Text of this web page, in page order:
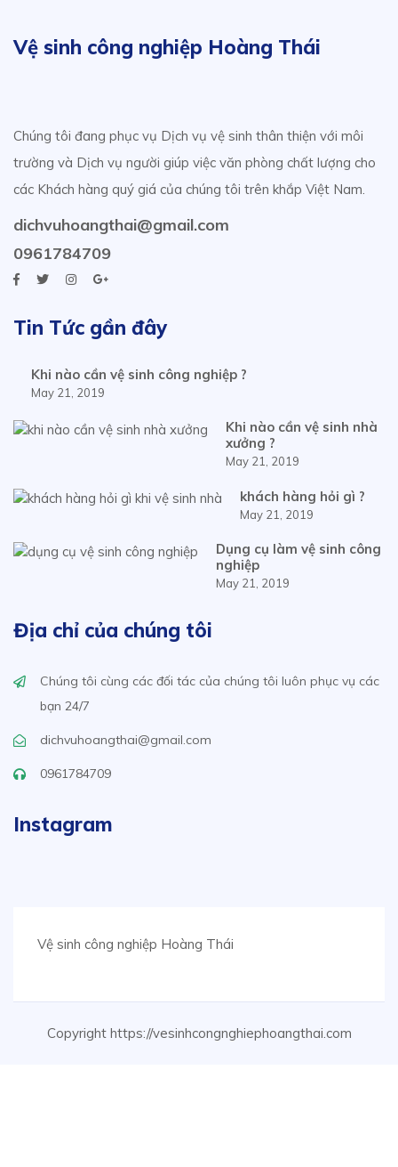
Vệ sinh công nghiệp Hoàng Thái
Chúng tôi đang phục vụ Dịch vụ vệ sinh thân thiện với môi
trường và Dịch vụ người giúp việc văn phòng chất lượng cho
các Khách hàng quý giá của chúng tôi trên khắp Việt Nam.
dichvuhoangthai@gmail.com
0961784709
Tin Tức gần đây
Khi nào cần vệ sinh công nghiệp ?
May 21, 2019
Khi nào cần vệ sinh nhà
xưởng ?
May 21, 2019
khách hàng hỏi gì ?
May 21, 2019
Dụng cụ làm vệ sinh công
nghiệp
May 21, 2019
Địa chỉ của chúng tôi
Chúng tôi cùng các đối tác của chúng tôi luôn phục vụ các
bạn 24/7
dichvuhoangthai@gmail.com
0961784709
Instagram
Vệ sinh công nghiệp Hoàng Thái
Copyright https://vesinhcongnghiephoangthai.com